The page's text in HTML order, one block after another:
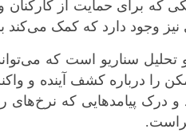
که برای حمایت از
وجود دارد که کمک می‌کند با
سناریو است که
را درباره کشف آینده و
پیامدهایی که نرخ‌های